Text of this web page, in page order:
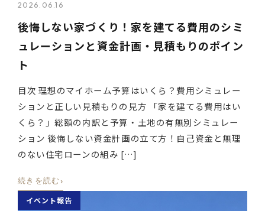
2026.06.16
後悔しない家づくり！家を建てる費用のシミ
ュレーションと資金計画・見積もりのポイン
ト
目次 理想のマイホーム予算はいくら？費用シミュレー
ションと正しい見積もりの見方 「家を建てる費用はい
くら？」総額の内訳と予算・土地の有無別シミュレー
ション 後悔しない資金計画の立て方！自己資金と無理
のない住宅ローンの組み […]
続きを読む ›
イベント報告